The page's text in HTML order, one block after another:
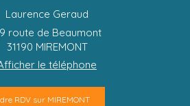
Laurence Geraud
route de Beaumont
31190 MIREMONT
le téléphone
RDV sur MIREMONT